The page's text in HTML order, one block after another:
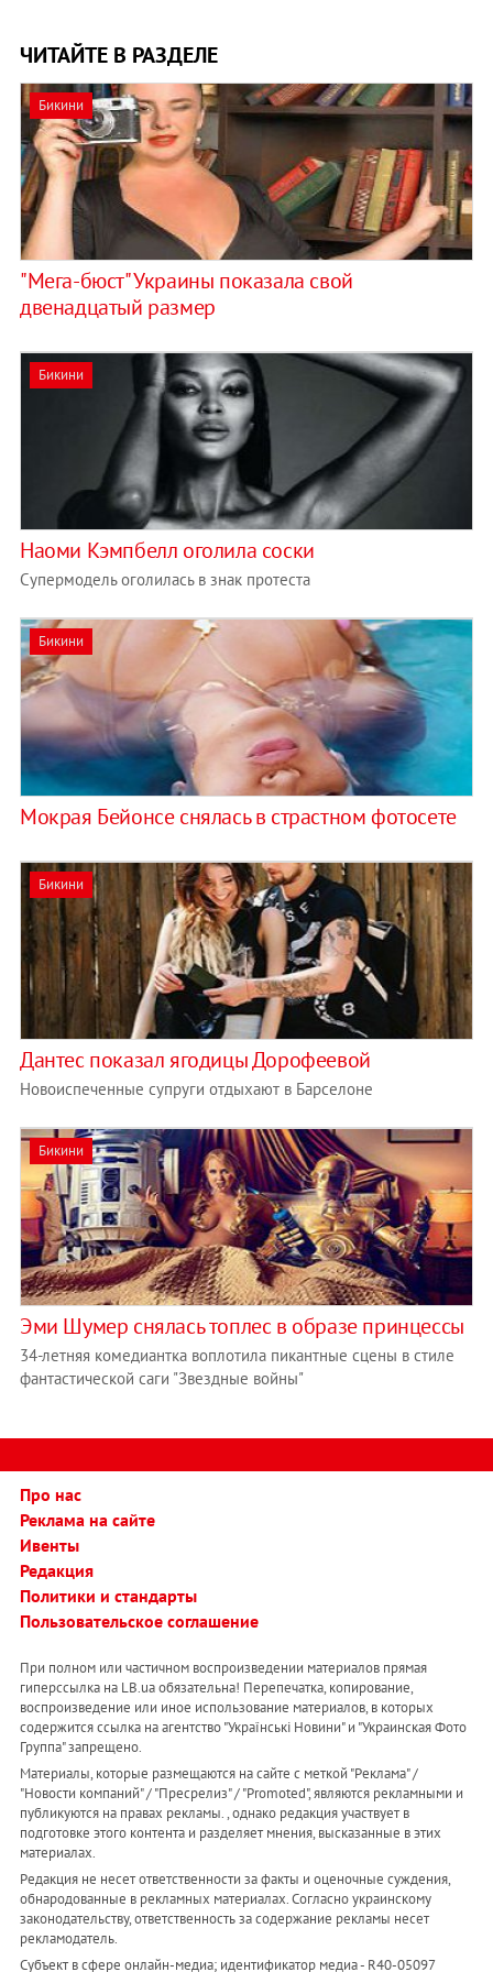
ЧИТАЙТЕ В РАЗДЕЛЕ
Бикини
"Мега-бюст" Украины показала свой
двенадцатый размер
Бикини
Наоми Кэмпбелл оголила соски
Супермодель оголилась в знак протеста
Бикини
Мокрая Бейонсе снялась в страстном фотосете
Бикини
Дантес показал ягодицы Дорофеевой
Новоиспеченные супруги отдыхают в Барселоне
Бикини
Эми Шумер снялась топлес в образе принцессы
34-летняя комедиантка воплотила пикантные сцены в стиле
фантастической саги "Звездные войны"
Про нас
Реклама на сайте
Ивенты
Редакция
Политики и стандарты
Пользовательское соглашение
При полном или частичном воспроизведении материалов прямая
гиперссылка на LB.ua обязательна! Перепечатка, копирование,
воспроизведение или иное использование материалов, в которых
содержится ссылка на агентство "Українськi Новини" и "Украинская Фото
Группа" запрещено.
Материалы, которые размещаются на сайте с меткой "Реклама" /
"Новости компаний" / "Пресрелиз" / "Promoted", являются рекламными и
публикуются на правах рекламы. , однако редакция участвует в
подготовке этого контента и разделяет мнения, высказанные в этих
материалах.
Редакция не несет ответственности за факты и оценочные суждения,
обнародованные в рекламных материалах. Согласно украинскому
законодательству, ответственность за содержание рекламы несет
рекламодатель.
Субъект в сфере онлайн-медиа; идентификатор медиа - R40-05097